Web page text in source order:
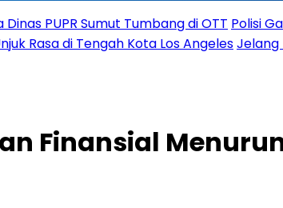
PUPR Sumut Tumbang di OTT Polisi
Rasa di Tengah Kota Los AngelesJelang
Finansial